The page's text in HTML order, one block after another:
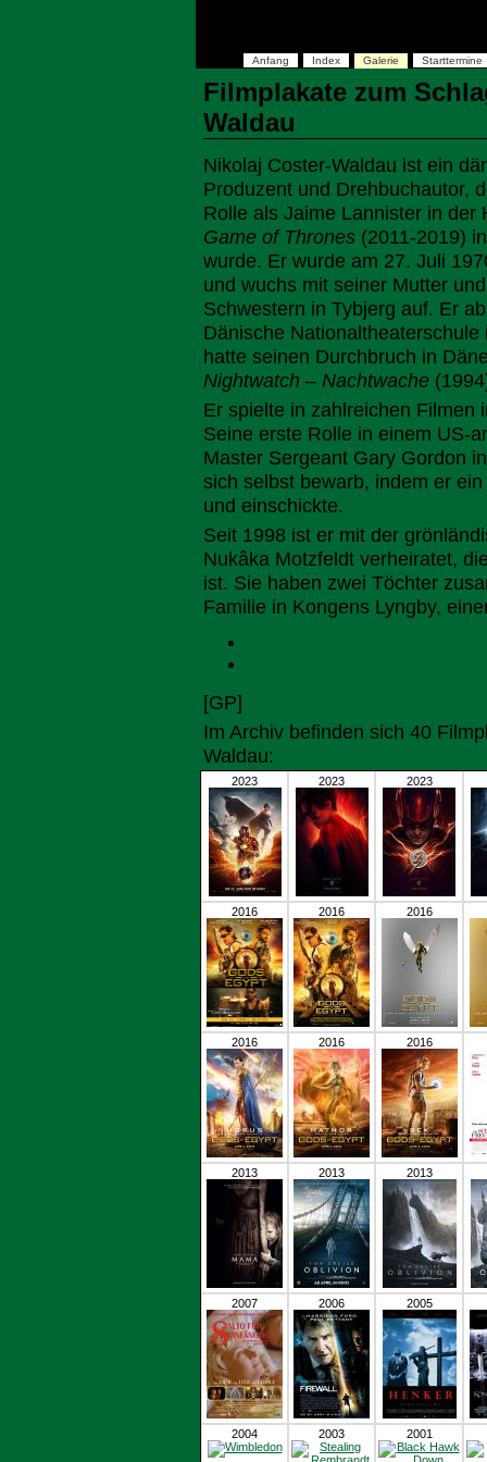
Anfang Index Galerie Starttermine
Filmplakate zum
Waldau
Nikolaj Coster-Waldau ist ein
Produzent und Drehbuchautor,
Rolle als Jaime Lannister in der
Game of Thrones (2011-2019)
wurde. Er wurde am 27. Juli
und wuchs mit seiner Mutter
Schwestern in Tybjerg auf. Er
Dänische
hatte seinen Durchbruch in
Nightwatch – Nachtwache
Er spielte in zahlreichen Filmen
Seine erste Rolle in einem US-
Master Sergeant Gary Gordon
sich selbst bewarb, indem er
und einschickte.
Seit 1998 ist er mit der
Nukâka Motzfeldt verheiratet,
ist. Sie haben zwei Töchter
Familie in Kongens Lyngby,
[GP]
Im Archiv befinden sich 40
Waldau:
2023 2023 2023
2016 2016 2016
2016 2016 2016
2013 2013 2013
2007 2006 2005
2004 2003 2001